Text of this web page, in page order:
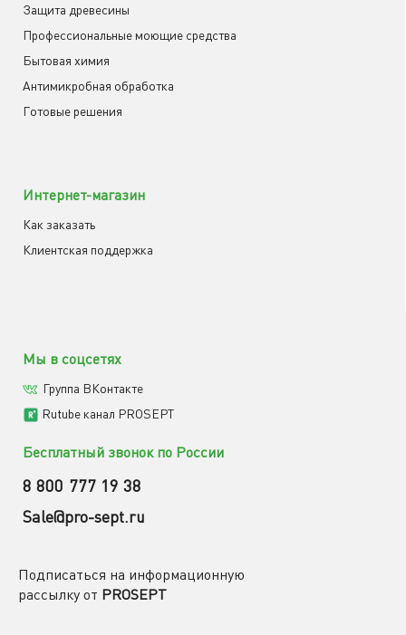
Защита древесины
Профессиональные моющие средства
Бытовая химия
Антимикробная обработка
Готовые решения
Интернет-магазин
Как заказать
Клиентская поддержка
Мы в соцсетях
Группа ВКонтакте
Rutube канал PROSEPT
Бесплатный звонок по России
8 800 777 19 38
Sale@pro-sept.ru
Подписаться на информационную
рассылку от PROSEPT